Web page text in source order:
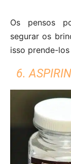
Os pensos
segurar os
isso prende-
6.